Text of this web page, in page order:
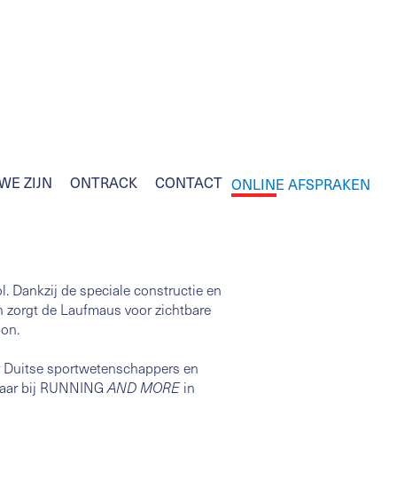
ZIJN ONTRACK CONTACT ONLINE AFSPRAKEN
Dankzij de speciale constructie en
de Laufmaus voor zichtbare
sportwetenschappers en
bij RUNNINGAND MOREin